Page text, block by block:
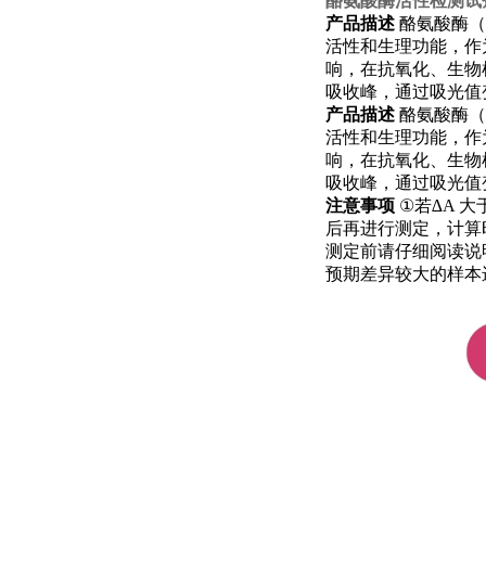
产品描述 酪氨酸酶（
活性和生理功能，
响，在抗氧化、生
吸收峰，通过吸光
产品描述 酪氨酸酶（
活性和生理功能，
响，在抗氧化、生
吸收峰，通过吸光
注意事项 ①若∆A 大
后再进行测定，计
测定前请仔细阅读
预期差异较大的样